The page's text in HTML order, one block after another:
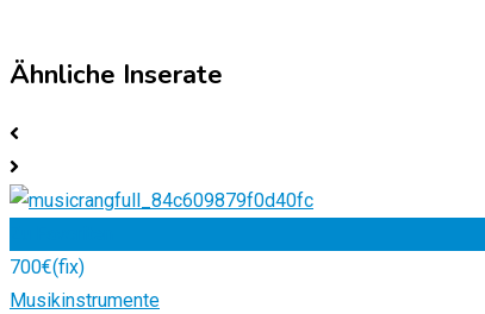
Ähnliche Inserate
700€(fix)
Musikinstrumente